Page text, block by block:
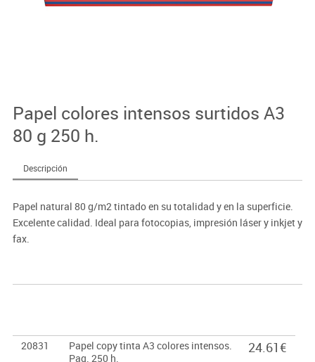
Papel colores intensos surtidos A3
80 g 250 h.
Descripción
Papel natural 80 g/m2 tintado en su totalidad y en la superficie.
Excelente calidad. Ideal para fotocopias, impresión láser y inkjet y
fax.
20831
Papel copy tinta A3 colores intensos.
Paq. 250 h.
24.61€